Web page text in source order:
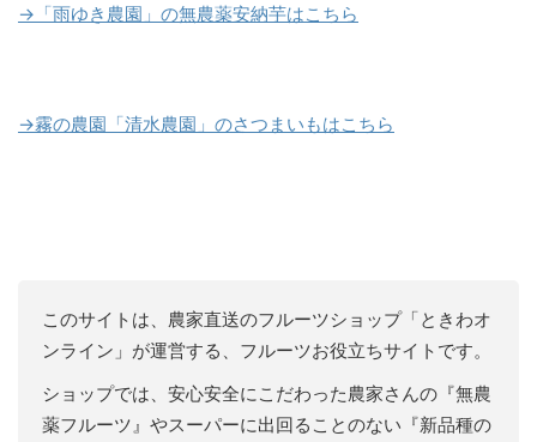
→「雨ゆき農園」の無農薬安納芋はこちら
→霧の農園「清水農園」のさつまいもはこちら
このサイトは、農家直送のフルーツショップ「ときわオ
ンライン」が運営する、フルーツお役立ちサイトです。
ショップでは、安心安全にこだわった農家さんの『無農
薬フルーツ』やスーパーに出回ることのない『新品種の